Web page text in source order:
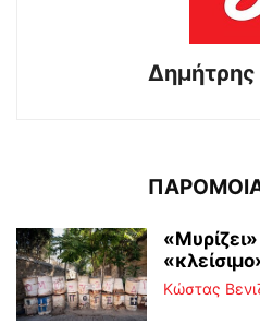
Δημήτρης
Κώστας